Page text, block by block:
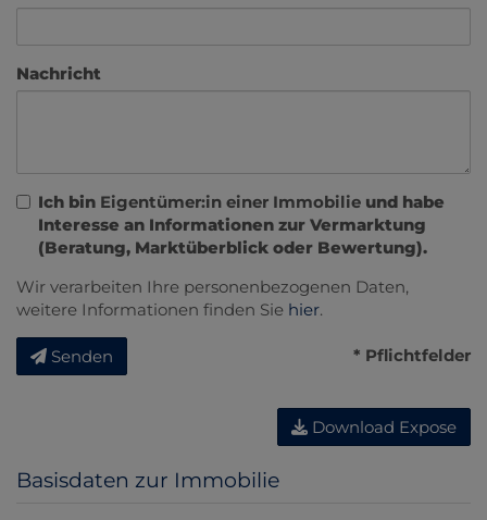
Nachricht
Ich bin Eigentümer:in einer Immobilie und habe
Interesse an Informationen zur Vermarktung
(Beratung, Marktüberblick oder Bewertung).
Wir verarbeiten Ihre personenbezogenen Daten,
weitere Informationen finden Sie hier.
Senden * Pflichtfelder
Download Expose
Basisdaten zur Immobilie